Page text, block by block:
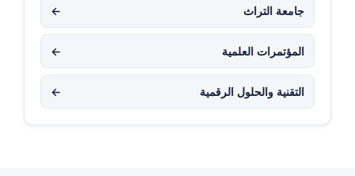
جامعة التراث ←
المؤتمرات العلمية ←
التقنية والحلول الرقمية ←